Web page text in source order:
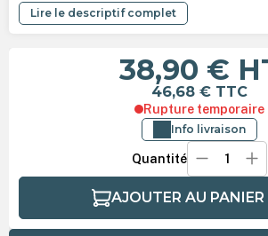
Lire le descriptif complet
38,90 €
46,68 € TTC
Rupture temporaire
Info livraison
Quantité
AJOUTER AU PANIER